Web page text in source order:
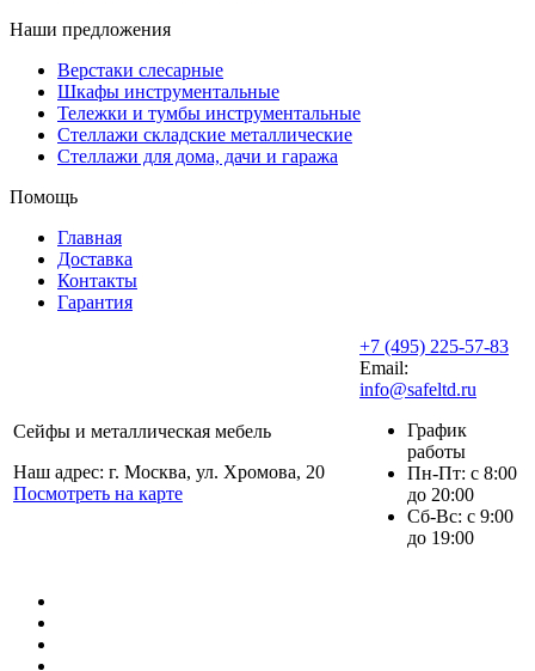
Наши предложения
Верстаки слесарные
Шкафы инструментальные
Тележки и тумбы инструментальные
Стеллажи складские металлические
Стеллажи для дома, дачи и гаража
Помощь
Главная
Доставка
Контакты
Гарантия
Сейфы и металлическая мебель
Наш адрес: г. Москва, ул. Хромова, 20
Посмотреть на карте
+7 (495) 225-57-83
Email:
info@safeltd.ru
График
работы
Пн-Пт: с 8:00
до 20:00
Сб-Вс: с 9:00
до 19:00